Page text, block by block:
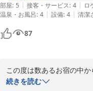
鍋類全てをお一人でセッテ
です。犬鳴ポークは脂身さ
ので、柔らかめが好きな方
朝食は広間でテーブル食。
れも美味しかったです。朝
お風呂は大浴場の内風呂と
す。
部屋: 5 | 接客・サービス: 4 | ロ
温泉・お風呂: 4 | 設備: 4 | 清潔
87
この度は数あるお宿の中
座いました。
続きを読む